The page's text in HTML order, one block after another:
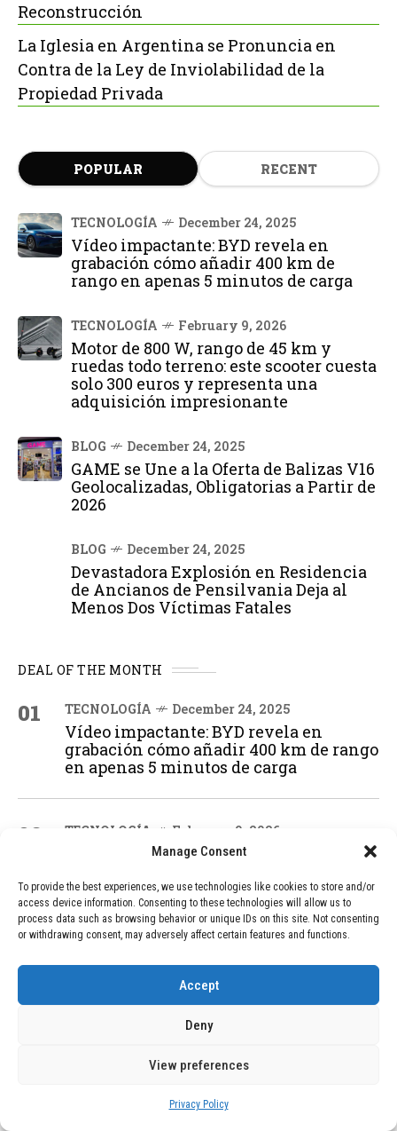
Manage Consent
To provide the best experiences, we use technologies like cookies to store and/or
access device information. Consenting to these technologies will allow us to
process data such as browsing behavior or unique IDs on this site. Not consenting
or withdrawing consent, may adversely affect certain features and functions.
Accept
Deny
View preferences
Privacy Policy
Reconstrucción
La Iglesia en Argentina se Pronuncia en
Contra de la Ley de Inviolabilidad de la
Propiedad Privada
POPULAR RECENT
TECNOLOGÍA December 24, 2025
Vídeo impactante: BYD revela en
grabación cómo añadir 400 km de
rango en apenas 5 minutos de carga
TECNOLOGÍA February 9, 2026
Motor de 800 W, rango de 45 km y
ruedas todo terreno: este scooter cuesta
solo 300 euros y representa una
adquisición impresionante
BLOG December 24, 2025
GAME se Une a la Oferta de Balizas V16
Geolocalizadas, Obligatorias a Partir de
2026
BLOG December 24, 2025
Devastadora Explosión en Residencia
de Ancianos de Pensilvania Deja al
Menos Dos Víctimas Fatales
DEAL OF THE MONTH
01 TECNOLOGÍA December 24, 2025
Vídeo impactante: BYD revela en
grabación cómo añadir 400 km de rango
en apenas 5 minutos de carga
02 TECNOLOGÍA February 9, 2026
Motor de 800 W, rango de 45 km y
solo 300 euros y representa una
adquisición impresionante
03 BLOG December 24, 2025
GAME se Une a la Oferta de Balizas V16
Geolocalizadas, Obligatorias a Partir de
Devastadora Explosión en Residencia